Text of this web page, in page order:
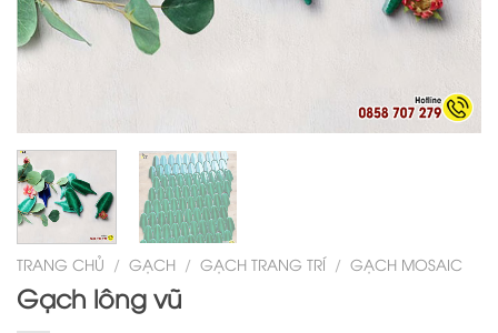
TRANG CHỦ / GẠCH / GẠCH TRANG TRÍ / GẠCH MOSAIC
Gạch lông vũ